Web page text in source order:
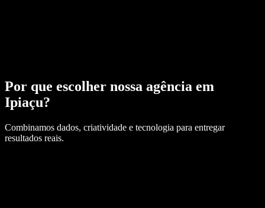
Por que escolher nossa agência em
Ipiaçu?
Combinamos dados, criatividade e tecnologia para entregar
resultados reais.